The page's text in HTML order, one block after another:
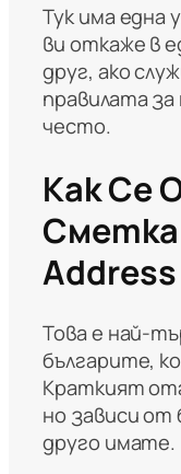
Тук има една
ви откаже в
друг, ако
правилата за
често.
Как Се
Сметка
Address
Това е най-
българите,
Краткият
но зависи от
друго имате.